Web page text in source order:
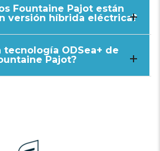
Fountaine Pajot están
versión híbrida eléctrica?
tecnología ODSea+ de
Pajot?